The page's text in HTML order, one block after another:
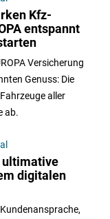
Kfz-
entspannt
Versicherung
Genuss: Die
aller
ab.
ultimative
digitalen